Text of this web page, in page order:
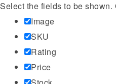
Select the fields to be
Image
SKU
Rating
Price